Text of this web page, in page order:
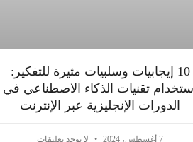
10 إيجابيات وسلبيات مثيرة للتفكير:
تقنيات الذكاء الاصطناعي في
الدورات الإنجليزية عبر الإنترنت
7 أغسطس، 2024 لا توجد تعليقات